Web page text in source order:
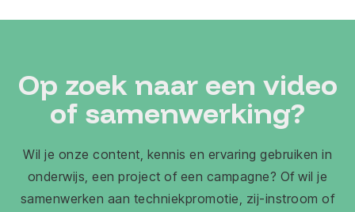
Op zoek naar een video
of samenwerking?
Wil je onze content, kennis en ervaring gebruiken in
onderwijs, een project of een campagne? Of wil je
samenwerken aan techniekpromotie, zij-instroom of